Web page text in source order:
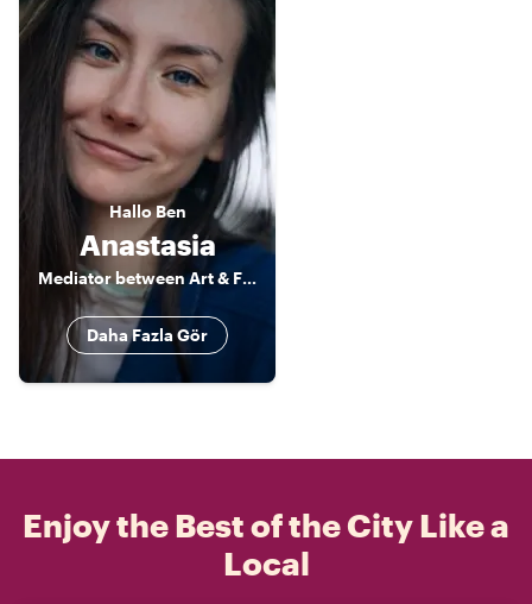
HalloBen
Anastasia
Mediator between Art & Food & Camera
Daha Fazla Gör
Enjoy the Best of the City Like a
Local